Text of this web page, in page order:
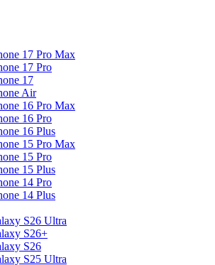
17 Pro Max
17 Pro
17
Air
16 Pro Max
16 Pro
16 Plus
15 Pro Max
15 Pro
15 Plus
14 Pro
14 Plus
S26 Ultra
S26+
S26
S25 Ultra